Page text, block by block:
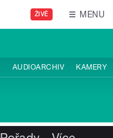
ŽIVĚ MENU
AUDIOARCHIV KAMERY